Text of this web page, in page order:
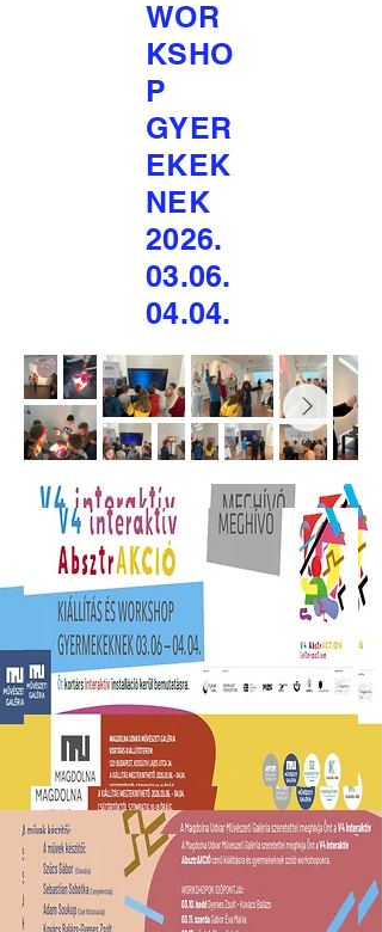
WOR
KSHO
P
GYER
EKEK
NEK
2026.
03.06.
04.04.